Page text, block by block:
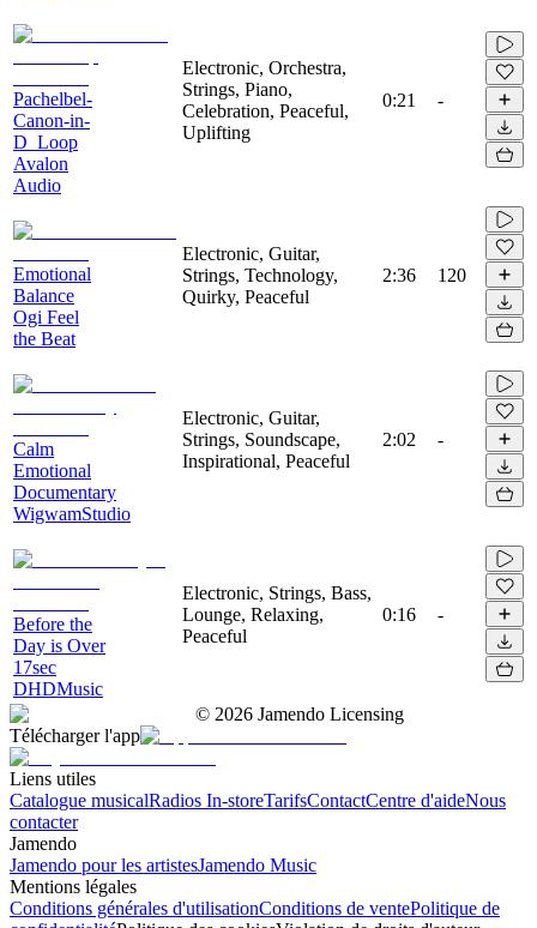
Pachelbel-
Canon-in-
D_Loop
Avalon
Audio
Electronic, Orchestra,
Strings, Piano,
Celebration, Peaceful,
Uplifting
0:21 -
Emotional
Balance
Ogi Feel
the Beat
Electronic, Guitar,
Strings, Technology,
Quirky, Peaceful
2:36 120
Calm
Emotional
Documentary
WigwamStudio
Electronic, Guitar,
Strings, Soundscape,
Inspirational, Peaceful
2:02 -
Before the
Day is Over
17sec
DHDMusic
Electronic, Strings, Bass,
Lounge, Relaxing,
Peaceful
0:16 -
© 2026 Jamendo Licensing
Télécharger l'app
Liens utiles
Catalogue musicalRadios In-storeTarifsContactCentre d'aideNous
contacter
Jamendo
Jamendo pour les artistesJamendo Music
Mentions légales
Conditions générales d'utilisationConditions de ventePolitique de